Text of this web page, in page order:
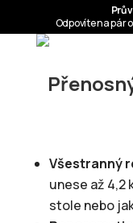
Všestranný
unese až 4,2
stole nebo